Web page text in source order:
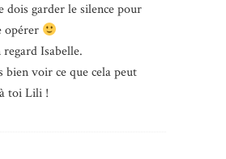
dois garder le silence pour
opérer
Isabelle.
bien voir ce que cela peut
toi Lili !